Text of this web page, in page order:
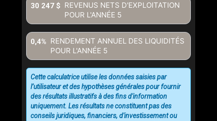
REVENUS NETS D'EXPLOITATION
POUR L'ANNÉE 5
30 247 $
RENDEMENT ANNUEL DES LIQUIDITÉS
POUR L'ANNÉE 5
0,4%
Cette calculatrice utilise les données saisies par
l’utilisateur et des hypothèses générales pour fournir
des résultats illustratifs à des fins d'information
uniquement. Les résultats ne constituent pas des
conseils juridiques, financiers, d'investissement ou